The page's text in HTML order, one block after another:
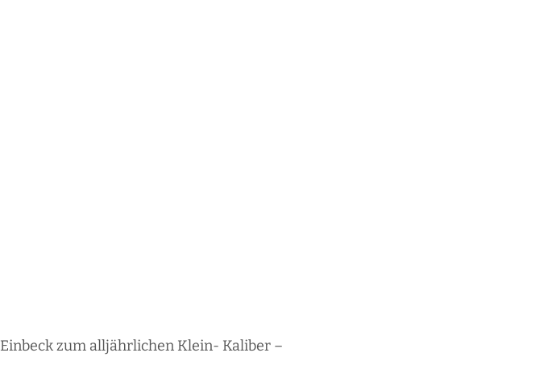
zum alljährlichen Klein- Kaliber –